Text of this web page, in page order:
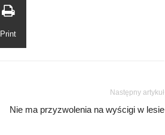
Print
Następny artykuł
Nie ma przyzwolenia na wyścigi w lesie